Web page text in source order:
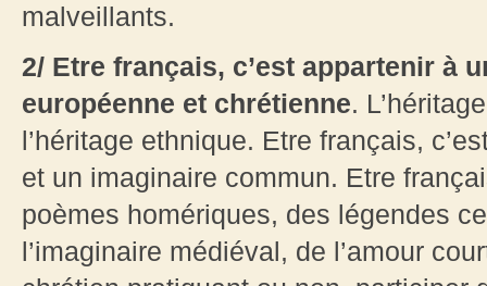
malveillants.
2/ Etre français, c’est appartenir à
européenne et chrétienne.
l’héritage ethnique. Etre français,
et un imaginaire commun. Etre
poèmes homériques, des légendes
l’imaginaire médiéval, de l’amour